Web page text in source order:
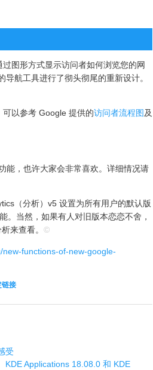
图形方式显示访问者如何浏览您的网
航工具进行了彻头彻尾的重新设计。
以参考 Google 提供的访问者流程图及
能，也许大家会非常喜欢。详细情况请
（分析）v5 设置为所有用户的默认版
。当然，如果有人对旧版本恋恋不舍，
来查看。 ©
functions-of-new-google-
链接
受
KDE Applications 18.08.0 和 KDE